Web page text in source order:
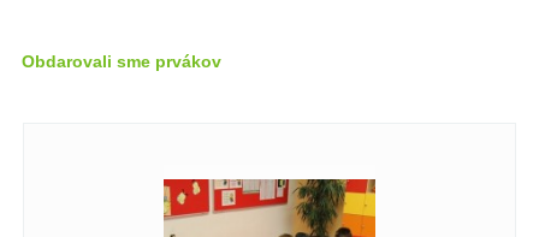
Obdarovali sme prvákov